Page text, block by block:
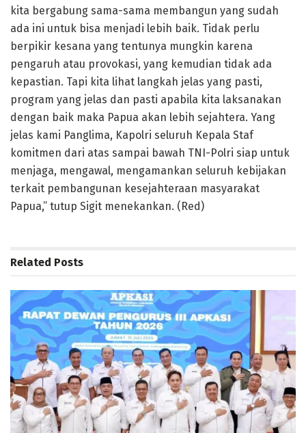
kita bergabung sama-sama membangun yang sudah
ada ini untuk bisa menjadi lebih baik. Tidak perlu
berpikir kesana yang tentunya mungkin karena
pengaruh atau provokasi, yang kemudian tidak ada
kepastian. Tapi kita lihat langkah jelas yang pasti,
program yang jelas dan pasti apabila kita laksanakan
dengan baik maka Papua akan lebih sejahtera. Yang
jelas kami Panglima, Kapolri seluruh Kepala Staf
komitmen dari atas sampai bawah TNI-Polri siap untuk
menjaga, mengawal, mengamankan seluruh kebijakan
terkait pembangunan kesejahteraan masyarakat
Papua,” tutup Sigit menekankan. (Red)
Related Posts